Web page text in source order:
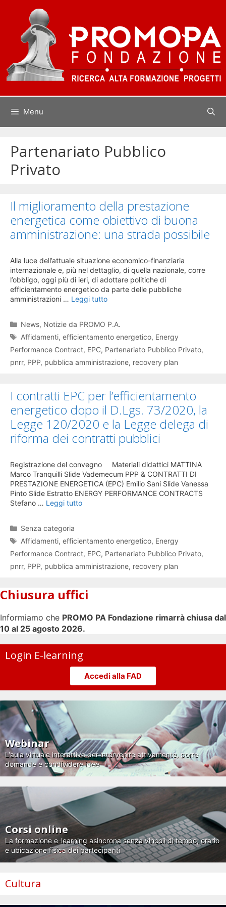
contenuto
Menu
Partenariato Pubblico
Privato
Il miglioramento della prestazione
energetica come obiettivo di buona
amministrazione: una strada possibile
Alla luce dell’attuale situazione economico-finanziaria
internazionale e, più nel dettaglio, di quella nazionale, corre
l’obbligo, oggi più di ieri, di adottare politiche di
efficientamento energetico da parte delle pubbliche
amministrazioni … Leggi tutto
Categorie
News, Notizie da PROMO P.A.
Tag
Affidamenti,efficientamento energetico, Energy
Performance Contract, EPC, Partenariato Pubblico Privato,
pnrr, PPP, pubblica amministrazione, recovery plan
I contratti EPC per l’efficientamento
energetico dopo il D.Lgs. 73/2020, la
Legge 120/2020 e la Legge delega di
riforma dei contratti pubblici
Registrazione del convegno Materiali didattici MATTINA
Marco Tranquilli Slide Vademecum PPP & CONTRATTI DI
PRESTAZIONE ENERGETICA (EPC) Emilio Sani Slide Vanessa
Pinto Slide Estratto ENERGY PERFORMANCE CONTRACTS
Stefano … Leggi tutto
Categorie
Senza categoria
Tag
Affidamenti,efficientamento energetico, Energy
Performance Contract, EPC, Partenariato Pubblico Privato,
pnrr, PPP, pubblica amministrazione, recovery plan
Chiusura uffici
Informiamo che PROMO PA Fondazione rimarrà chiusa dal
10 al 25 agosto 2026.
Login E-learning
Accedi alla FAD
Webinar
L'aula virtuale interattiva per intervenire attivamente, porre
domande e condividere idee
Corsi online
La formazione e-learning asincrona senza vincoli di tempo, orario
e ubicazione fisica dei partecipanti
Cultura